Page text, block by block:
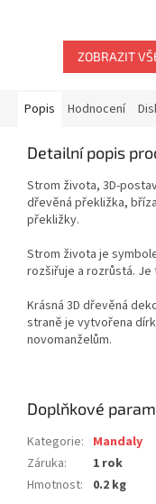
ZOBRAZIT
Popis Hodnocení
Detailní popis
Strom života, 3D-
dřevěná překližka,
překližky.
Strom života je
rozšiřuje a rozrůstá.
Krásná 3D dřevěná
straně je vytvořena
novomanželům.
Doplňkové
Kategorie: Mandaly
Záruka:
1 rok
Hmotnost: 0.2 kg